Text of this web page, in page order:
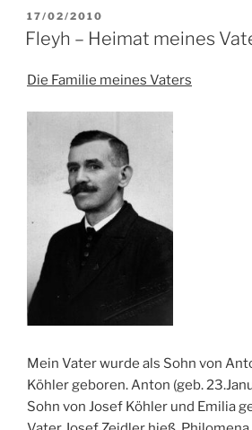
VERÖFFENTLICHT
AM
17/02/2010
Fleyh – Heimat meines
Die Familie meines Vaters
Mein Vater wurde als Sohn von
Köhler geboren. Anton (geb.
Sohn von Josef Köhler und Emilia